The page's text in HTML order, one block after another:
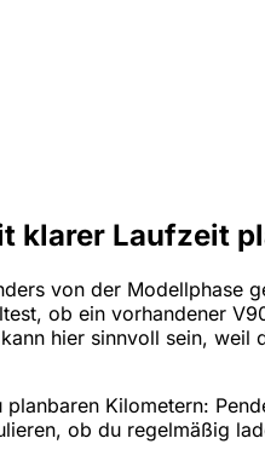
klarer Laufzeit
von der Modellphase
ob ein vorhandener
hier sinnvoll sein,
Kilometern:
ob du regelmäßig